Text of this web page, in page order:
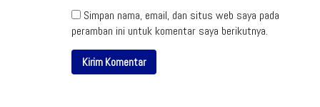
Simpan nama, email, dan situs web saya pada
peramban ini untuk komentar saya berikutnya.